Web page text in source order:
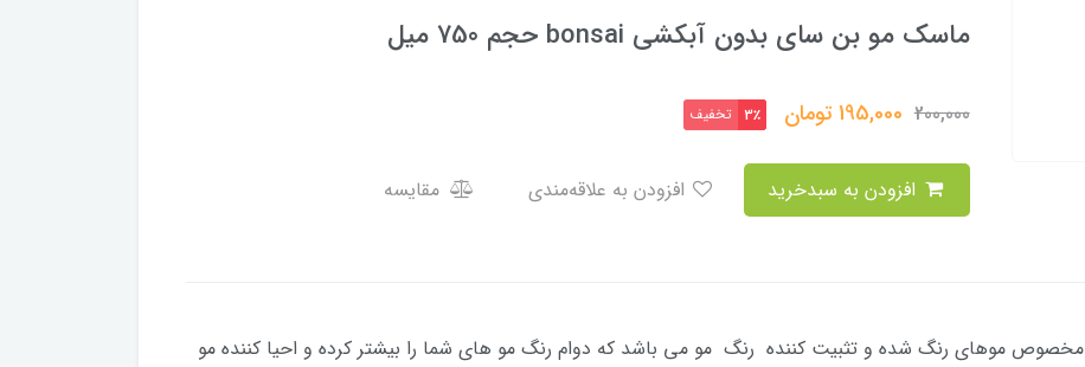
ماسک مو بن سای بدون آبکشی bonsai حجم 750 میل
200,000
195,000تومان 3٪ تخفیف
مقایسه
ماسک مو بن سای بدون آبکشی BONSAI مخصوص موهای رنگ شده و تثبیت کننده رنگ مو می باشد که دوام رنگ مو های شما را بیشتر کرده و احیا کننده مو